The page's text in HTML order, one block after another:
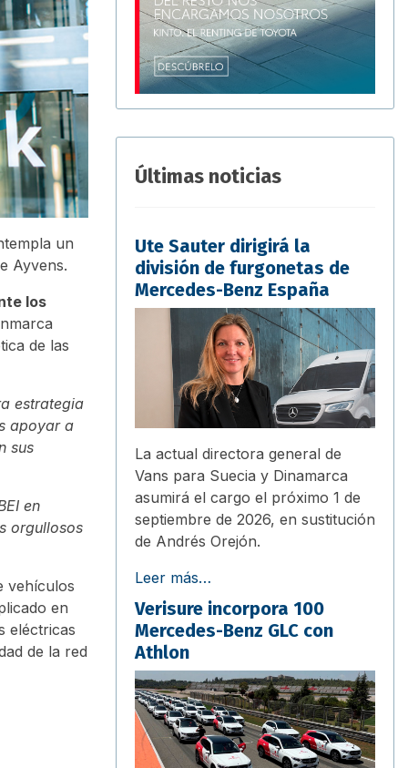
un
Ayvens.
los
de las
estrategia
apoyar a
sus
en
orgullosos
vehículos
en
eléctricas
de la red
Últimas noticias
Ute Sauter dirigirá la
división de furgonetas de
Mercedes-Benz España
La actual directora general de
Vans para Suecia y Dinamarca
asumirá el cargo el próximo 1 de
septiembre de 2026, en sustitución
de Andrés Orejón.
Leer más…
Verisure incorpora 100
Mercedes-Benz GLC con
Athlon